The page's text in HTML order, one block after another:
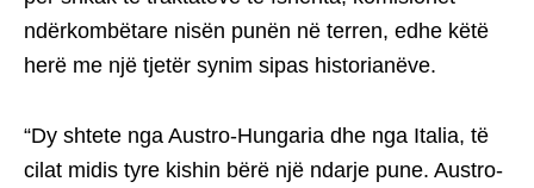
ndërkombëtare nisën punën në terren, edhe këtë
herë me një tjetër synim sipas historianëve.
“Dy shtete nga Austro-Hungaria dhe nga Italia, të
cilat midis tyre kishin bërë një ndarje pune. Austro-